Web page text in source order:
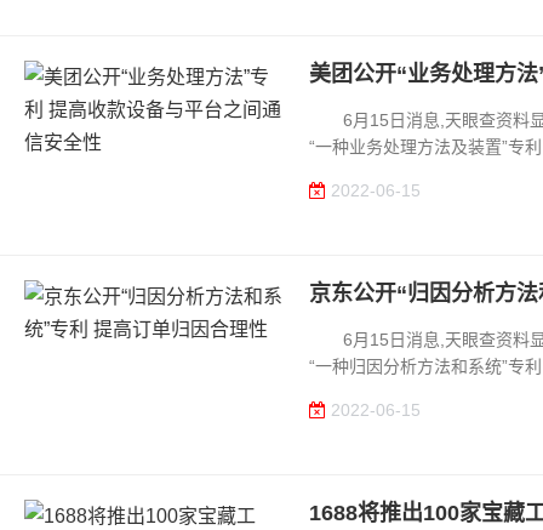
美团公开“业务处理方
6月15日消息,天眼查资料显
“一种业务处理方法及装置”专
2022-06-15
京东公开“归因分析方
6月15日消息,天眼查资料显
“一种归因分析方法和系统”专
2022-06-15
1688将推出100家宝藏